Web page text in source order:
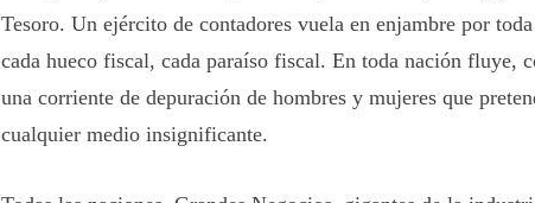
Tesoro. Un ejército de contadores vuela en enjambre por
cada hueco fiscal, cada paraíso fiscal. En toda nación fluye,
una corriente de depuración de hombres y mujeres que
cualquier medio insignificante.